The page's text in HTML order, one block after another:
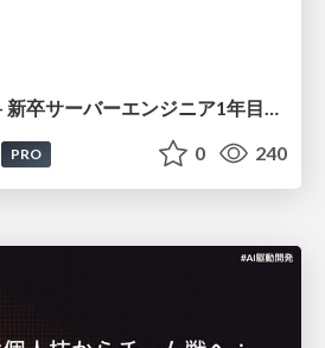
実践が先生だった— 新卒サーバーエンジニア1年目のリアル
PRO 0 240